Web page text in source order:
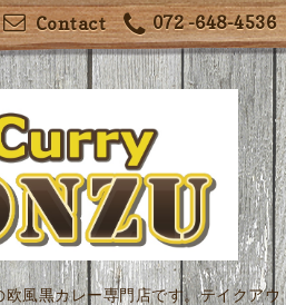
072 -648-4536
Contact
風黒カレー専門店です。テイクアウ